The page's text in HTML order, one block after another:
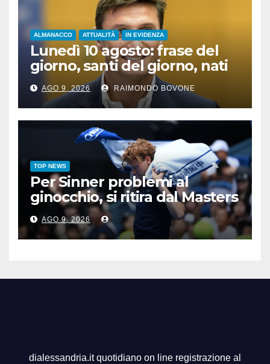
ALMANACCO ATTUALITÀ IN EVIDENZA
Lunedì 10 agosto: frase del
giorno, santi del giorno, nati
famosi, accadde oggi
AGO 9, 2026 RAIMONDO BOVONE
TOP NEWS
Per Sinner problemi al
ginocchio, si ritira dal Masters
1000 di Cincinnati
AGO 9, 2026
dialessandria.it quotidiano on line registrazione al